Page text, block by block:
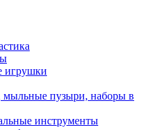
игрушки
мыльные пузыри, наборы в
инструменты